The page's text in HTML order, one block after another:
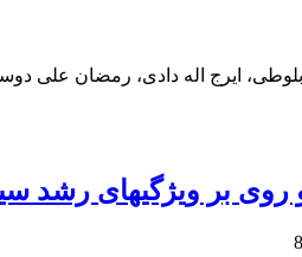
ایرج اله دادی، رمضان علی
بر ویژگی‏های رشد